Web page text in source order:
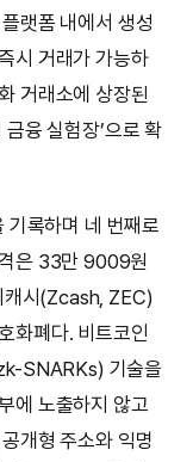
랫폼 내에서 생성
시 거래가 가능하
거래소에 상장된
융 실험장’으로 확
록하며 네 번째로
은 33만 9009원
캐시(Zcash, ZEC)
화폐다. 비트코인
SNARKs) 기술을
에 노출하지 않고
개형 주소와 익명